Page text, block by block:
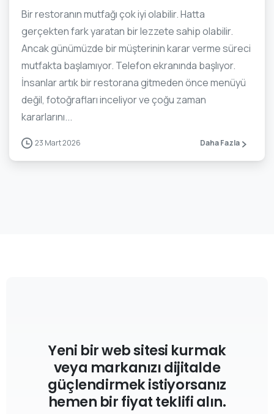
Bir restoranın mutfağı çok iyi olabilir. Hatta
gerçekten fark yaratan bir lezzete sahip olabilir.
Ancak günümüzde bir müşterinin karar verme süreci
mutfakta başlamıyor. Telefon ekranında başlıyor.
İnsanlar artık bir restorana gitmeden önce menüyü
değil, fotoğrafları inceliyor ve çoğu zaman
kararlarını...
23 Mart 2026 Daha Fazla
Yeni bir web sitesi kurmak
veya markanızı dijitalde
güçlendirmek istiyorsanız
hemen bir fiyat teklifi alın.